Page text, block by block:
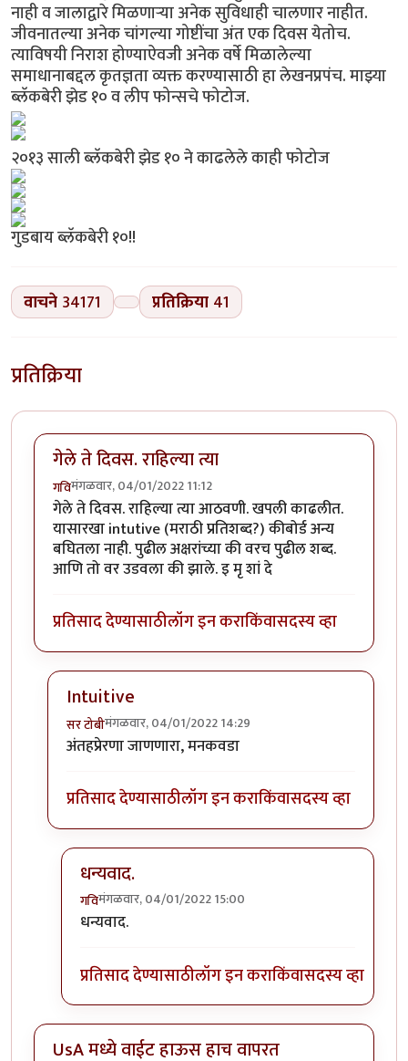
नाही व जालाद्वारे मिळणार्‍या अनेक सुविधाही चालणार नाहीत.
जीवनातल्या अनेक चांगल्या गोष्टींचा अंत एक दिवस येतोच.
त्याविषयी निराश होण्याऐवजी अनेक वर्षे मिळालेल्या
समाधानाबद्दल कृतज्ञता व्यक्त करण्यासाठी हा लेखनप्रपंच. माझ्या
ब्लॅकबेरी झेड १० व लीप फोन्सचे फोटोज.
२०१३ साली ब्लॅकबेरी झेड १० ने काढलेले काही फोटोज
गुडबाय ब्लॅकबेरी १०!!
वाचने 34171 प्रतिक्रिया 41
प्रतिक्रिया
गेले ते दिवस. राहिल्या त्या
गविमंगळवार, 04/01/2022 11:12
गेले ते दिवस. राहिल्या त्या आठवणी. खपली काढलीत.
यासारखा intutive (मराठी प्रतिशब्द?) कीबोर्ड अन्य
बघितला नाही. पुढील अक्षरांच्या की वरच पुढील शब्द.
आणि तो वर उडवला की झाले. इ मृ शां दे
प्रतिसाद देण्यासाठीलॉग इन कराकिंवासदस्य व्हा
Intuitive
सर टोबीमंगळवार, 04/01/2022 14:29
In reply toगेले ते दिवस. राहिल्या त्या
अंतहप्रेरणा जाणणारा, मनकवडा
प्रतिसाद देण्यासाठीलॉग इन कराकिंवासदस्य व्हा
धन्यवाद.
गविमंगळवार, 04/01/2022 15:00
In reply to
धन्यवाद.
प्रतिसाद देण्यासाठीलॉग इन कराकिंवासदस्य व्हा
UsA मध्ये वाईट हाऊस हाच वापरत